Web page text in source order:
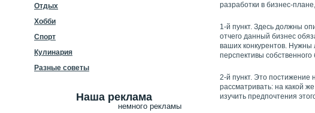
разработки в бизнес-
1-й пункт. Здесь должны
отчего данный бизнес
ваших конкурентов. Нужны
перспективы
2-й пункт. Это постижение
рассматривать: на какой
изучить предпочтения
Отдых
Хобби
Спорт
Кулинария
Разные советы
Наша реклама
немного рекламы